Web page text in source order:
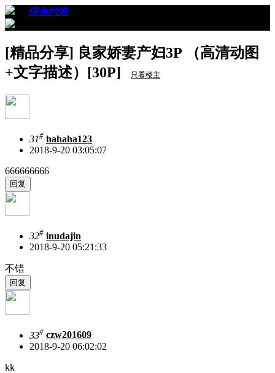
综合约炮
[精品分享] 良家娇妻产妇3P （高清动图
+文字描述）[30P]
只看楼主
31# hahaha123
2018-9-20 03:05:07
666666666
32# inudajin
2018-9-20 05:21:33
不错
33# czw201609
2018-9-20 06:02:02
kk